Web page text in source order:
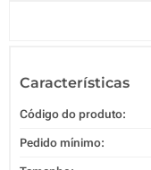
Características
Código do produto:
Pedido mínimo: